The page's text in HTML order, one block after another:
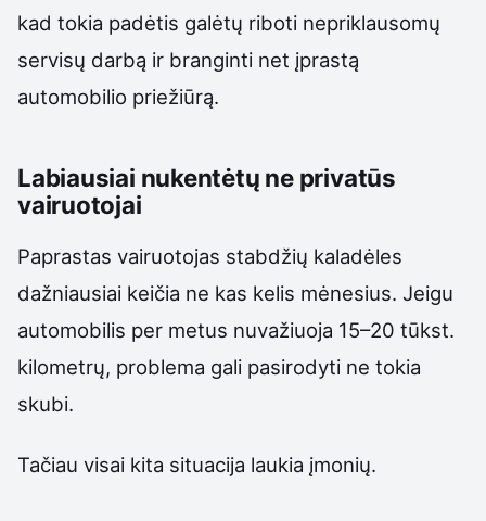
kad tokia padėtis galėtų riboti nepriklausomų
servisų darbą ir branginti net įprastą
automobilio priežiūrą.
Labiausiai nukentėtų ne privatūs
vairuotojai
Paprastas vairuotojas stabdžių kaladėles
dažniausiai keičia ne kas kelis mėnesius. Jeigu
automobilis per metus nuvažiuoja 15–20 tūkst.
kilometrų, problema gali pasirodyti ne tokia
skubi.
Tačiau visai kita situacija laukia įmonių.